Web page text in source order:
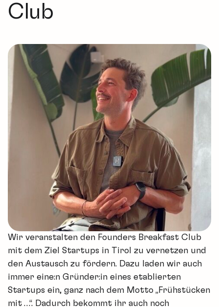
Wir veranstalten den Founders Breakfast Club
mit dem Ziel Startups in Tirol zu vernetzen und
den Austausch zu fördern. Dazu laden wir auch
immer eine:n Gründer:in eines etablierten
Startups ein, ganz nach dem Motto „Frühstücken
mit …“. Dadurch bekommt ihr auch noch
Club